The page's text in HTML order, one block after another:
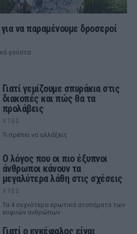
να παραμένουμε δροσεροί
γούστα
Γιατί γεμίζουμε σπυράκια στις
διακοπές και πώς θα τα
προλάβεις
ΧΤΕΣ
Τι πρέπει να αλλάξεις
Ο λόγος που οι πιο έξυπνοι
άνθρωποι κάνουν τα
μεγαλύτερα λάθη στις σχέσεις
ΧΤΕΣ
Τα 4 συχνότερα ερωτικά ατοπήματα των
ευφυών ανθρώπων
Γιατί ο εγκέφαλος είναι